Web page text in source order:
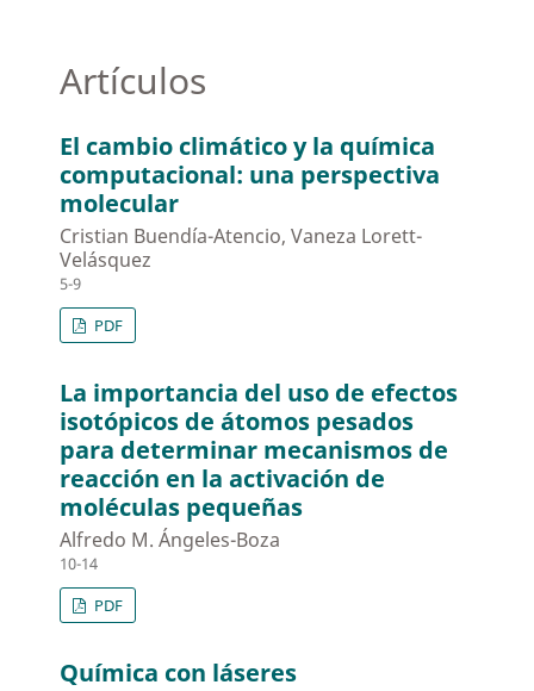
Artículos
El cambio climático y la química
computacional: una perspectiva
molecular
Cristian Buendía-Atencio, Vaneza Lorett-
Velásquez
5-9
PDF
La importancia del uso de efectos
isotópicos de átomos pesados
para determinar mecanismos de
reacción en la activación de
moléculas pequeñas
Alfredo M. Ángeles-Boza
10-14
PDF
Química con láseres